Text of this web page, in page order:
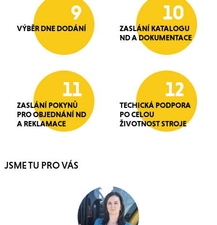
9
VÝBĚR DNE DODÁNÍ
10
ZASLÁNÍ KATALOGU
ND A DOKUMENTACE
11
ZASLÁNÍ POKYNŮ
PRO OBJEDNÁNÍ ND
A REKLAMACE
12
TECHICKÁ PODPORA
PO CELOU
ŽIVOTNOST STROJE
JSME TU PRO VÁS